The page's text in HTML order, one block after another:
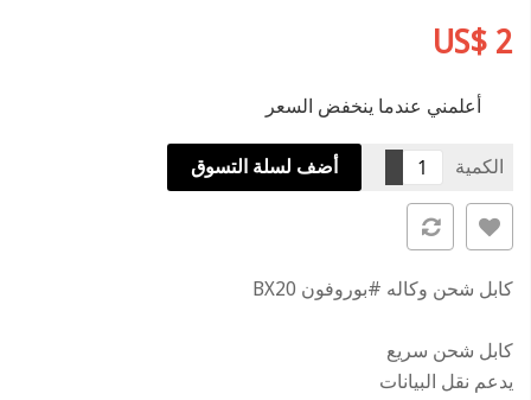
US$ 2
أعلمني عندما ينخفض السعر
الكمية أضف لسلة التسوق
كابل شحن وكاله #بوروفون
كابل شحن سريع
يدعم نقل البيانات